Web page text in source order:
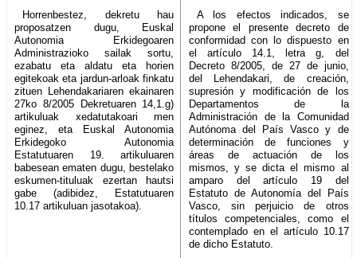
Horrenbestez, dekretu hau
proposatzen dugu, Euskal
Autonomia Erkidegoaren
Administrazioko sailak sortu,
ezabatu eta aldatu eta horien
egitekoak eta jardun-arloak finkatu
zituen Lehendakariaren ekainaren
27ko 8/2005 Dekretuaren 14,1.g)
artikuluak xedatutakoari men
eginez, eta Euskal Autonomia
Erkidegoko Autonomia
Estatutuaren 19. artikuluaren
babesean ematen dugu, bestelako
eskumen-tituluak ezertan hautsi
gabe (adibidez, Estatutuaren
10.17 artikuluan jasotakoa).
A los efectos indicados, se
propone el presente decreto de
conformidad con lo dispuesto en
el artículo 14.1, letra g, del
Decreto 8/2005, de 27 de junio,
del Lehendakari, de creación,
supresión y modificación de los
Departamentos de la
Administración de la Comunidad
Autónoma del País Vasco y de
determinación de funciones y
áreas de actuación de los
mismos, y se dicta el mismo al
amparo del artículo 19 del
Estatuto de Autonomía del País
Vasco, sin perjuicio de otros
títulos competenciales, como el
contemplado en el artículo 10.17
de dicho Estatuto.